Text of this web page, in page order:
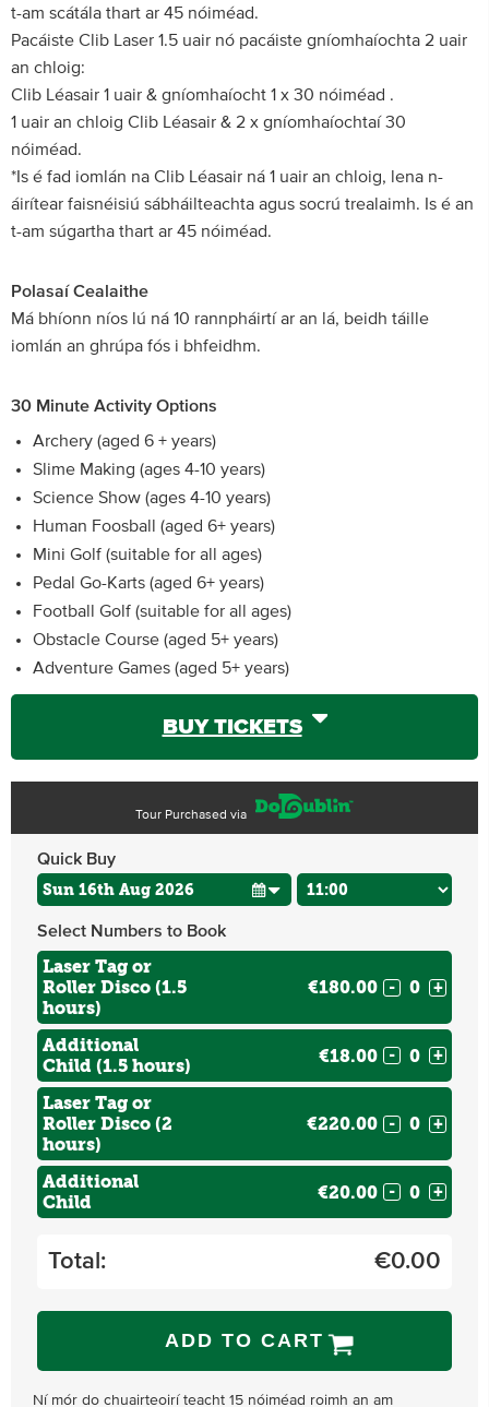
t-am scátála thart ar 45 nóiméad.
Pacáiste Clib Laser 1.5 uair nó pacáiste gníomhaíochta 2 uair
an chloig:
Clib Léasair 1 uair & gníomhaíocht 1 x 30 nóiméad .
1 uair an chloig Clib Léasair & 2 x gníomhaíochtaí 30
nóiméad.
*Is é fad iomlán na Clib Léasair ná 1 uair an chloig, lena n-
áirítear faisnéisiú sábháilteachta agus socrú trealaimh. Is é an
t-am súgartha thart ar 45 nóiméad.
Polasaí Cealaithe
Má bhíonn níos lú ná 10 rannpháirtí ar an lá, beidh táille
iomlán an ghrúpa fós i bhfeidhm.
30 Minute Activity Options
Archery (aged 6 + years)
Slime Making (ages 4-10 years)
Science Show (ages 4-10 years)
Human Foosball (aged 6+ years)
Mini Golf (suitable for all ages)
Pedal Go-Karts (aged 6+ years)
Football Golf (suitable for all ages)
Obstacle Course (aged 5+ years)
Adventure Games (aged 5+ years)
BUY TICKETS
Tour Purchased via
Quick Buy
Select Numbers to Book
Laser Tag or
Roller Disco (1.5
hours)
€180.00 - +
Additional
Child (1.5 hours)
€18.00 - +
Laser Tag or
Roller Disco (2
hours)
€220.00 - +
Additional
Child
€20.00 - +
Total: €0.00
ADD TO CART
Ní mór do chuairteoirí teacht 15 nóiméad roimh an am